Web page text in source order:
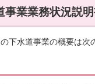
事業業務状況説
下水道事業の概要は次